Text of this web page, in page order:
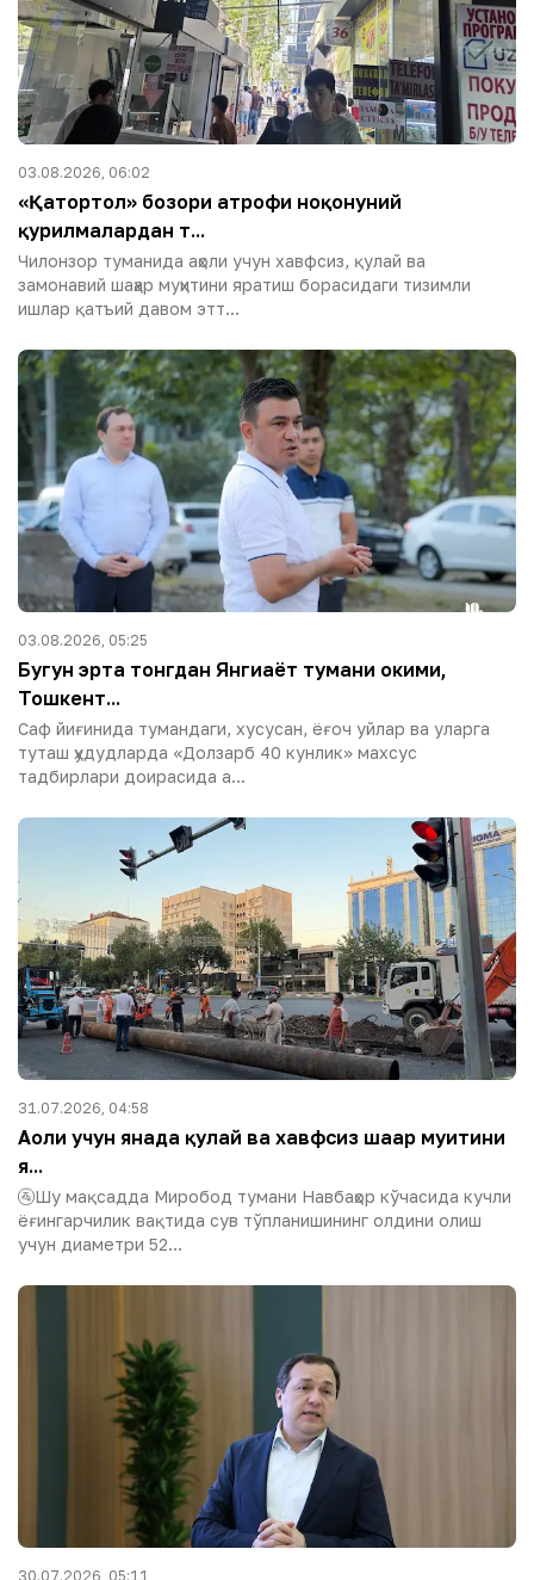
03.08.2026, 06:02
«Қатортол» бозори атрофи ноқонуний
қурилмалардан т...
Чилонзор туманида аҳоли учун хавфсиз, қулай ва
замонавий шаҳар муҳитини яратиш борасидаги тизимли
ишлар қатъий давом этт...
03.08.2026, 05:25
Бугун эрта тонгдан Янгиҳаёт тумани ҳокими,
Тошкент...
Саф йиғинида тумандаги, хусусан, ёғоч уйлар ва уларга
туташ ҳудудларда «Долзарб 40 кунлик» махсус
тадбирлари доирасида а...
31.07.2026, 04:58
Аҳоли учун янада қулай ва хавфсиз шаҳар муҳитини
я...
🚰Шу мақсадда Миробод тумани Навбаҳор кўчасида кучли
ёғингарчилик вақтида сув тўпланишининг олдини олиш
учун диаметри 52...
30.07.2026, 05:11